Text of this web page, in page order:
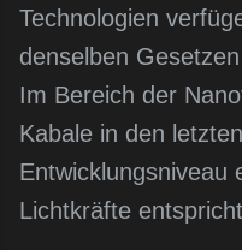
Technologien
denselben
Im Bereich der
Kabale in den
Entwicklungsniveau
Lichtkräfte